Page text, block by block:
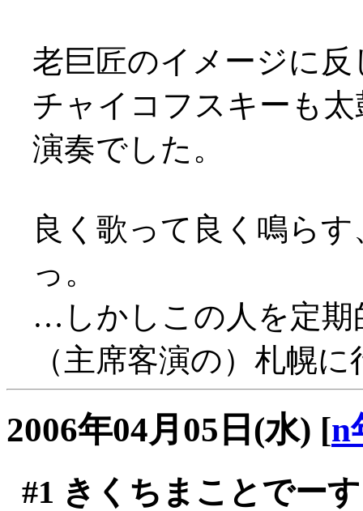
老巨匠のイメージに
チャイコフスキーも
演奏でした。
良く歌って良く鳴ら
っ。
…しかしこの人を定期
（主席客演の）札幌
2006年04月05日(水) [n
#1 きくちまことでー